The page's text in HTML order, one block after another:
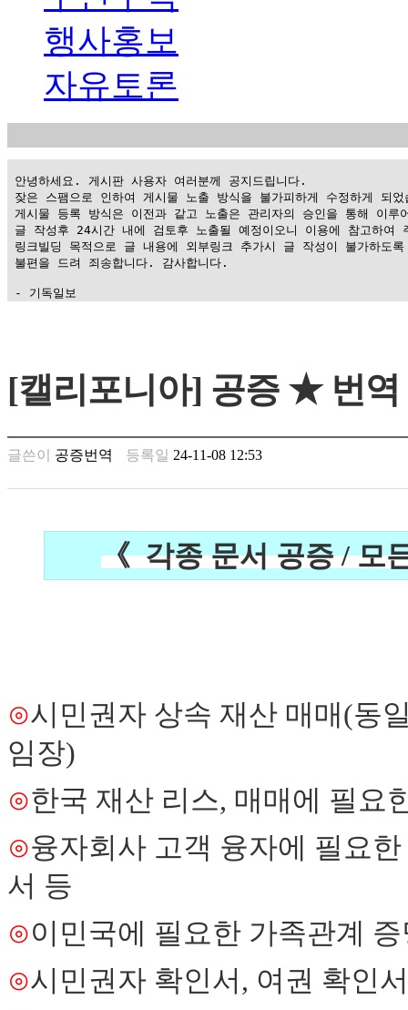
행사홍보
자유토론
안녕하세요. 게시판 사용자 여러분께 공지드립니다.
잦은 스팸으로 인하여 게시물 노출 방식을 불가피하게 수정하게 되었
게시물 등록 방식은 이전과 같고 노출은 관리자의 승인을 통해 이루
글 작성후 24시간 내에 검토후 노출될 예정이오니 이용에 참고하여
링크빌딩 목적으로 글 내용에 외부링크 추가시 글 작성이 불가하도
불편을 드려 죄송합니다. 감사합니다.
- 기독일보
남
찾
은
꼴
크
마
러
브
국
야
우
즐
비
탑-
프
[캘리포니아] 공증 ★ 번
글쓴이 공증번역 등록일 24-11-08 12:53
《 각종 문서 공증/모
⊙시민권자 상속 재산 매매(동
임장)
⊙한국 재산 리스, 매매에 필요
⊙융자회사 고객 융자에 필요
서 등
⊙이민국에 필요한 가족관계
⊙시민권자 확인서 , 여권 확인서